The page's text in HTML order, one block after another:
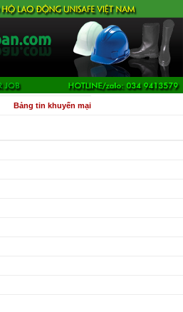
Bảng tin khuyến mại